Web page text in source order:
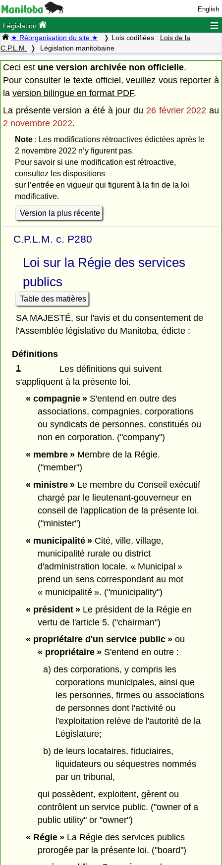
English
Législation ≡
★ Réorganisation du site ★ Lois codifiées : Lois de la
C.P.L.M.
Législation manitobaine
Ceci est une version archivée non officielle.
Pour consulter le texte officiel, veuillez vous reporter à
la version bilingue en format PDF.
La présente version a été à jour du 26 février 2022 au
2 novembre 2022.
Note: Les modifications rétroactives édictées après le
2 novembre 2022 n’y figurent pas.
Pour savoir si une modification est rétroactive,
consultez les dispositions
sur l’entrée en vigueur qui figurent à la fin de la loi
modificative.
Version la plus récente
C.P.L.M. c. P280
Loi sur la Régie des services
publics
Table des matières
SA MAJESTÉ, sur l'avis et du consentement de
l'Assemblée législative du Manitoba, édicte :
Définitions
1
Les définitions qui suivent
s'appliquent à la présente loi.
« compagnie »S'entend en outre des
associations, compagnies, corporations
ou syndicats de personnes, constitués ou
non en corporation. ("company")
« membre »Membre de la Régie.
("member")
« ministre »Le membre du Conseil exécutif
chargé par le lieutenant-gouverneur en
conseil de l'application de la présente loi.
("minister")
« municipalité »Cité, ville, village,
municipalité rurale ou district
d'administration locale. « Municipal »
prend un sens correspondant au mot
« municipalité ». ("municipality")
« président »Le président de la Régie en
vertu de l'article 5. ("chairman")
« propriétaire d'un service public »ou
« propriétaire » S'entend en outre :
a) des corporations, y compris les
corporations municipales, ainsi que
les personnes, firmes ou associations
de personnes dont l'activité ou
l'exploitation relève de l'autorité de la
Législature;
b) de leurs locataires, fiduciaires,
liquidateurs ou séquestres nommés
par un tribunal,
qui possèdent, exploitent, gèrent ou
contrôlent un service public. ("owner of a
public utility" or "owner")
« Régie »La Régie des services publics
prorogée par la présente loi. ("board")